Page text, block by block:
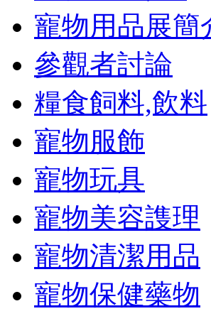
寵物用品展簡
參觀者討論
糧食飼料,飲料
寵物服飾
寵物玩具
寵物美容謢理
寵物清潔用品
寵物保健藥物